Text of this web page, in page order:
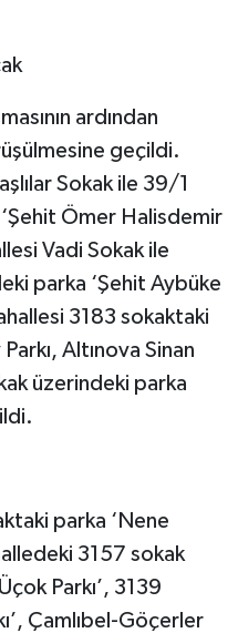
ardından
geçildi.
Sokak ile 39/1
Ömer Halisdemir
Vadi Sokak ile
parka ‘Şehit Aybüke
3183 sokaktaki
Altınova Sinan
üzerindeki parka
parka ‘Nene
3157 sokak
Parkı’, 3139
Çamlıbel-Göçerler